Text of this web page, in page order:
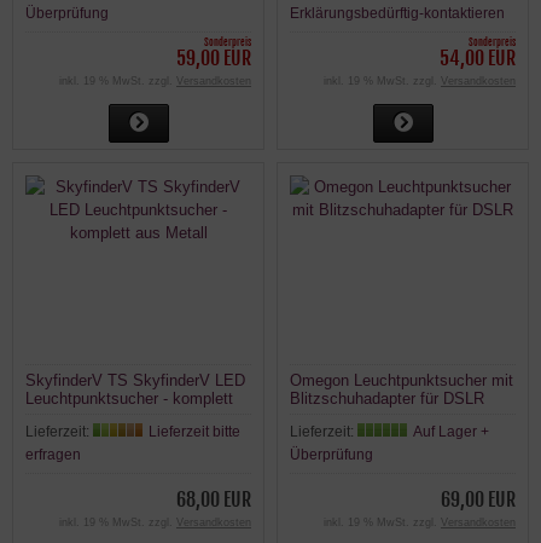
Überprüfung
Sonderpreis
59,00 EUR
inkl. 19 % MwSt. zzgl. Versandkosten
Erklärungsbedürftig-kontaktieren
Sonderpreis
54,00 EUR
inkl. 19 % MwSt. zzgl. Versandkosten
SkyfinderV TS SkyfinderV LED
Leuchtpunktsucher - komplett
Lieferzeit:
Lieferzeit bitte
erfragen
68,00 EUR
inkl. 19 % MwSt. zzgl. Versandkosten
Omegon Leuchtpunktsucher mit
Blitzschuhadapter für DSLR
Lieferzeit:
Auf Lager +
Überprüfung
69,00 EUR
inkl. 19 % MwSt. zzgl. Versandkosten